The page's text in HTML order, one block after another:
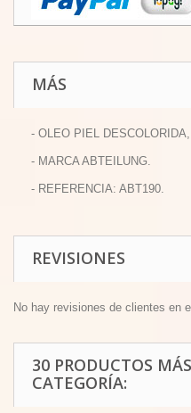
MÁS
- OLEO PIEL
- MARCA ABTEILUNG.
- REFERENCIA: ABT190.
REVISIONES
No hay revisiones de clientes en
30 PRODUCTOS
CATEGORÍA: